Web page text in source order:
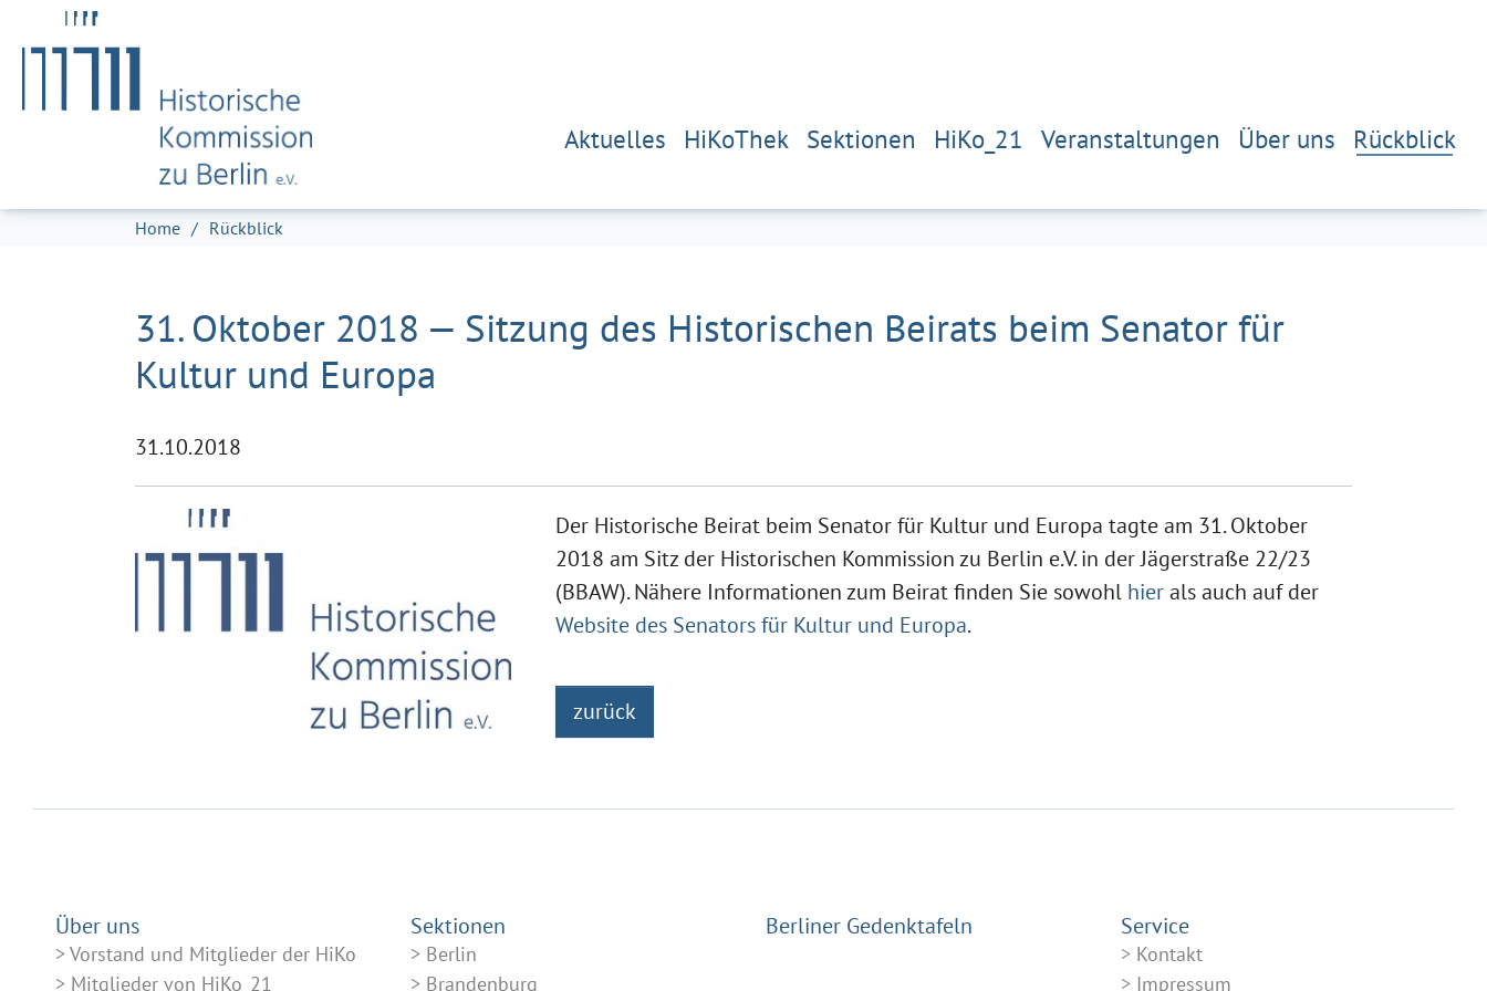
Zum Hauptinhalt springen
Skip to page footer
Aktuelles HiKoThek Sektionen HiKo_21 Veranstaltungen Über uns Rückblick
Sie sind hier:
Home Rückblick
31. Oktober 2018 — Sitzung des Historischen Beirats beim Senator für
Kultur und Europa
31.10.2018
Der Historische Beirat beim Senator für Kultur und Europa tagte am 31. Oktober
2018 am Sitz der Historischen Kommission zu Berlin e.V. in der Jägerstraße 22/23
(BBAW). Nähere Informationen zum Beirat finden Sie sowohl hierals auch auf der
Website des Senators für Kultur und Europa.
zurück
Über uns
Vorstand und Mitglieder der HiKo
Mitglieder von HiKo_21
Sektionen
Berlin
Brandenburg
Berliner Gedenktafeln Service
Kontakt
Impressum